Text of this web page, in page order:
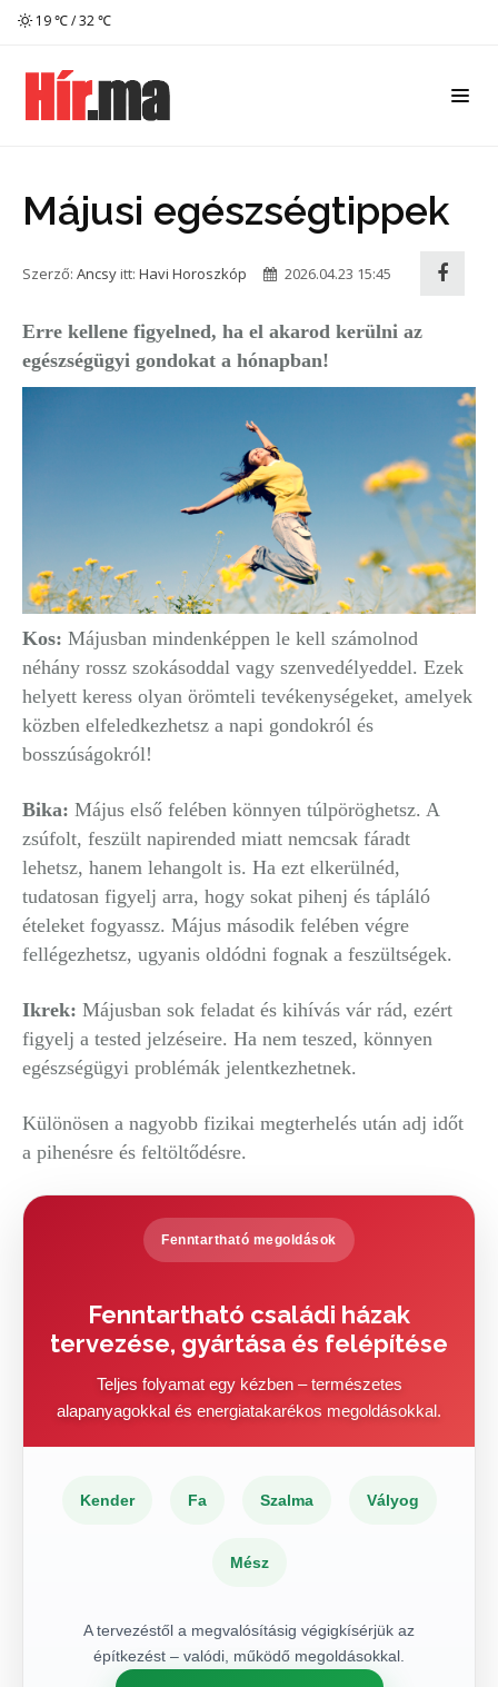
19 ℃ / 32 ℃
Májusi egészségtippek
Szerző: Ancsy itt: Havi Horoszkóp 2026.04.23 15:45
Erre kellene figyelned, ha el akarod kerülni az
egészségügyi gondokat a hónapban!
Kos: Májusban mindenképpen le kell számolnod
néhány rossz szokásoddal vagy szenvedélyeddel. Ezek
helyett keress olyan örömteli tevékenységeket, amelyek
közben elfeledkezhetsz a napi gondokról és
bosszúságokról!
Bika: Május első felében könnyen túlpöröghetsz. A
zsúfolt, feszült napirended miatt nemcsak fáradt
lehetsz, hanem lehangolt is. Ha ezt elkerülnéd,
tudatosan figyelj arra, hogy sokat pihenj és tápláló
ételeket fogyassz. Május második felében végre
fellégezhetsz, ugyanis oldódni fognak a feszültségek.
Ikrek: Májusban sok feladat és kihívás vár rád, ezért
figyelj a tested jelzéseire. Ha nem teszed, könnyen
egészségügyi problémák jelentkezhetnek.
Különösen a nagyobb fizikai megterhelés után adj időt
a pihenésre és feltöltődésre.
Fenntartható megoldások
Fenntartható családi házak
tervezése, gyártása és felépítése
Teljes folyamat egy kézben – természetes
alapanyagokkal és energiatakarékos megoldásokkal.
Kender Fa Szalma Vályog
Mész
A tervezéstől a megvalósításig végigkísérjük az
építkezést – valódi, működő megoldásokkal.